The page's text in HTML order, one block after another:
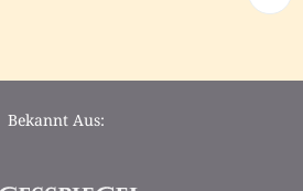
Bekannt Aus: